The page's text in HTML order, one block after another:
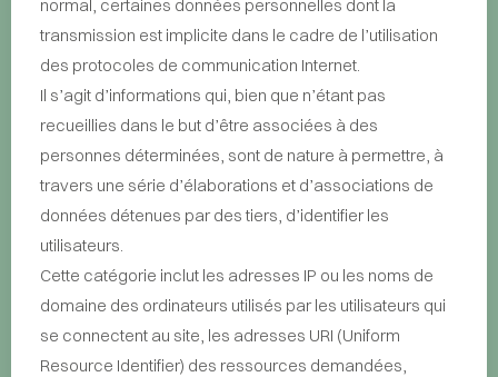
normal, certaines données personnelles dont la
transmission est implicite dans le cadre de l’utilisation
des protocoles de communication Internet.
Il s’agit d’informations qui, bien que n’étant pas
recueillies dans le but d’être associées à des
personnes déterminées, sont de nature à permettre, à
travers une série d’élaborations et d’associations de
données détenues par des tiers, d’identifier les
utilisateurs.
Cette catégorie inclut les adresses IP ou les noms de
domaine des ordinateurs utilisés par les utilisateurs qui
se connectent au site, les adresses URI (Uniform
Resource Identifier) des ressources demandées,